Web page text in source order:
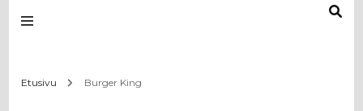
Etusivu Burger King